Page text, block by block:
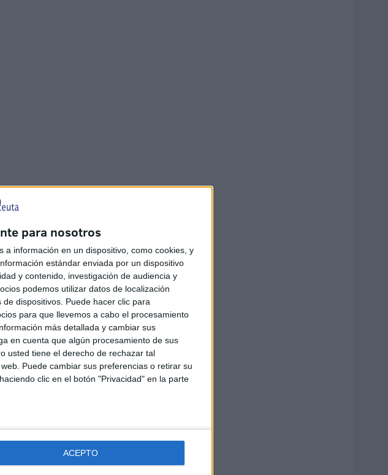
para nosotros
a información en un dispositivo, como cookies, y
estándar enviada por un dispositivo
y contenido, investigación de audiencia y
podemos utilizar datos de localización
dispositivos. Puede hacer clic para
para que llevemos a cabo el procesamiento
más detallada y cambiar sus
en cuenta que algún procesamiento de sus
usted tiene el derecho de rechazar tal
Puede cambiar sus preferencias o retirar su
clic en el botón "Privacidad" en la parte
ACEPTO
al
cinco escudetes